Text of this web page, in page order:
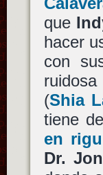
que
hacer
con
(Shia
tiene
en
Dr.